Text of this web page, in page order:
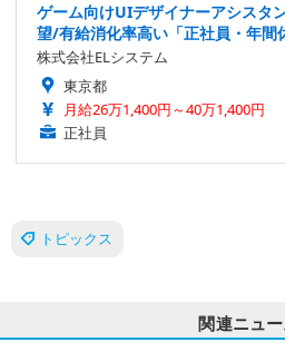
ゲーム向けUIデザイナーアシスタ
望/有給消化率高い「正社員・年間
株式会社ELシステム
東京都
月給26万1,400円～40万1,400円
正社員
トピックス
関連ニュー